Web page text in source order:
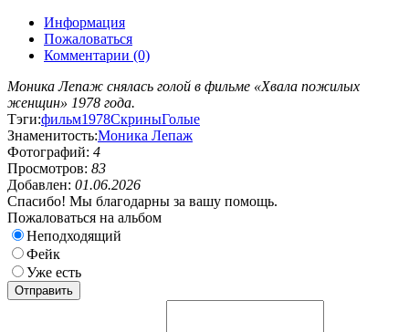
Информация
Пожаловаться
Комментарии (0)
Моника Лепаж снялась голой в фильме «Хвала пожилых
женщин» 1978 года.
Тэги:фильм1978СкриныГолые
Знаменитость:Моника Лепаж
Фотографий: 4
Просмотров: 83
Добавлен: 01.06.2026
Спасибо! Мы благодарны за вашу помощь.
Пожаловаться на альбом
Неподходящий
Фейк
Уже есть